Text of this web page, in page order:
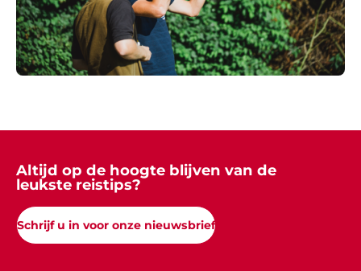
Altijd op de hoogte blijven van de
leukste reistips?
Schrijf u in voor onze nieuwsbrief